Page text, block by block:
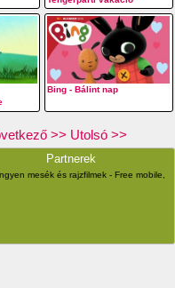
Bing - Bálint nap
>> Utolsó >>
Partnerek
mesék és rajzfilmek - Free mobile,